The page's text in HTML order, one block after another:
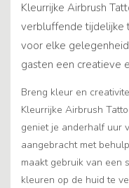
Kleurrijke Airbrush
verbluffende tijdelijke
voor elke
gasten een creatieve
Breng kleur en
Kleurrijke Airbrush
geniet je anderhalf uur
aangebracht met
maakt gebruik van een
kleuren op de huid te